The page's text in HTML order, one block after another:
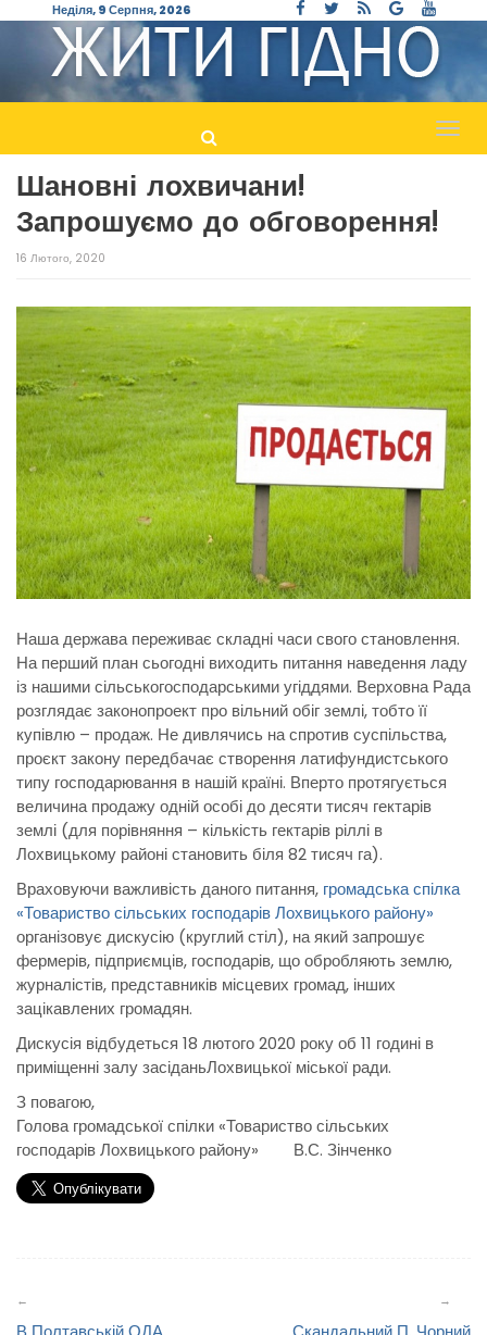
Неділя, 9 Серпня, 2026
Шановні лохвичани!
Запрошуємо до обговорення!
16 Лютого, 2020
Наша держава переживає складні часи свого становлення.
На перший план сьогодні виходить питання наведення ладу
із нашими сільськогосподарськими угіддями. Верховна Рада
розглядає законопроект про вільний обіг землі, тобто її
купівлю – продаж. Не дивлячись на спротив суспільства,
проєкт закону передбачає створення латифундистського
типу господарювання в нашій країні. Вперто протягується
величина продажу одній особі до десяти тисяч гектарів
землі (для порівняння – кількість гектарів ріллі в
Лохвицькому районі становить біля 82 тисяч га).
Враховуючи важливість даного питання, громадська спілка
«Товариство сільських господарів Лохвицького району»
організовує дискусію (круглий стіл), на який запрошує
фермерів, підприємців, господарів, що обробляють землю,
журналістів, представників місцевих громад, інших
зацікавлених громадян.
Дискусія відбудеться 18 лютого 2020 року об 11 годині в
приміщенні залу засіданьЛохвицької міської ради.
З повагою,
Голова громадської спілки «Товариство сільських
господарів Лохвицького району» В.С. Зінченко